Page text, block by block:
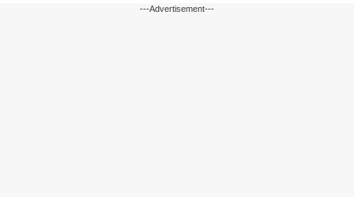
---Advertisement---